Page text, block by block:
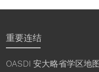
重要连结
OASDI 安大略省学区地图